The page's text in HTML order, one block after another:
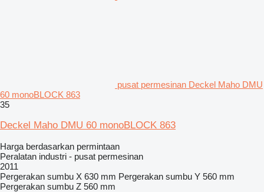
pusat permesinan Deckel Maho DMU
60 monoBLOCK 863
35
Deckel Maho DMU 60 monoBLOCK 863
Harga berdasarkan permintaan
Peralatan industri - pusat permesinan
2011
Pergerakan sumbu X 630 mm Pergerakan sumbu Y 560 mm
Pergerakan sumbu Z 560 mm